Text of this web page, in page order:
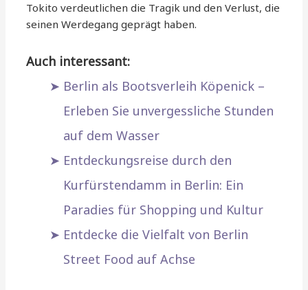
Tokito verdeutlichen die Tragik und den Verlust, die
seinen Werdegang geprägt haben.
Auch interessant:
Berlin als Bootsverleih Köpenick –
Erleben Sie unvergessliche Stunden
auf dem Wasser
Entdeckungsreise durch den
Kurfürstendamm in Berlin: Ein
Paradies für Shopping und Kultur
Entdecke die Vielfalt von Berlin
Street Food auf Achse